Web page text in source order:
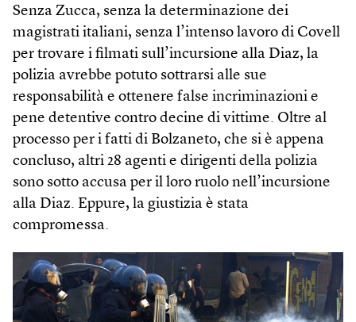
Senza Zucca, senza la determinazione dei
magistrati italiani, senza l’intenso lavoro di Covell
per trovare i filmati sull’incursione alla Diaz, la
polizia avrebbe potuto sottrarsi alle sue
responsabilità e ottenere false incriminazioni e
pene detentive contro decine di vittime. Oltre al
processo per i fatti di Bolzaneto, che si è appena
concluso, altri 28 agenti e dirigenti della polizia
sono sotto accusa per il loro ruolo nell’incursione
alla Diaz. Eppure, la giustizia è stata
compromessa.